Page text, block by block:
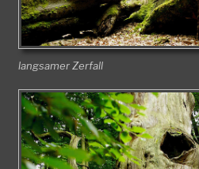
langsamer Zerfall